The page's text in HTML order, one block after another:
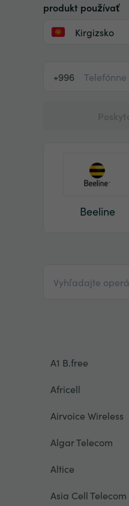
produkt používať
Kirgizsko
+996
Beeline
A1 B.free
Africell
Airvoice Wireless
Algar Telecom
Altice
Asia Cell Telecom